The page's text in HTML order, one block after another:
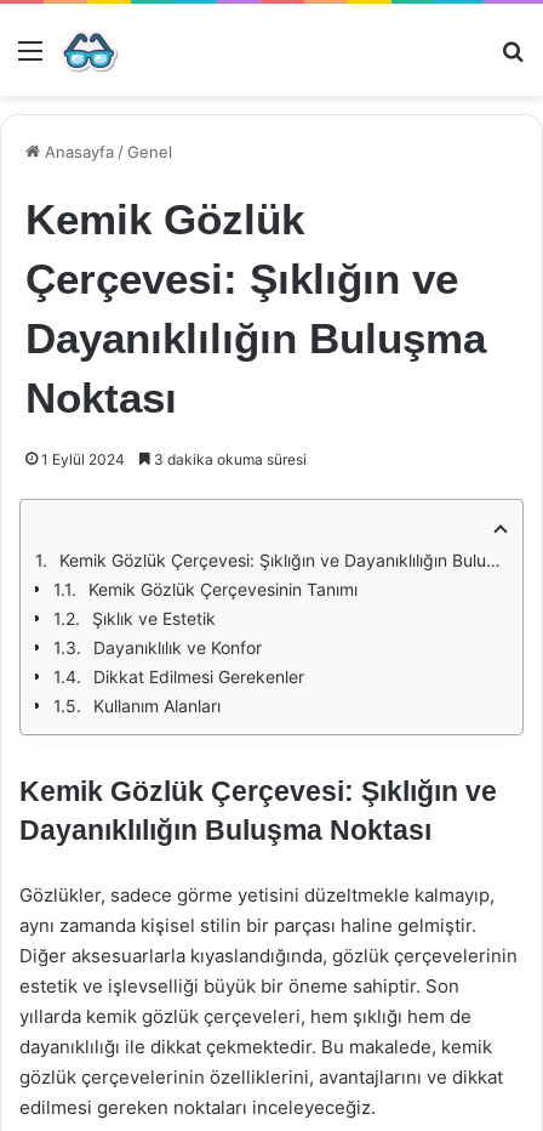
Menü
Anasayfa /Genel
Kemik Gözlük
Çerçevesi: Şıklığın ve
Dayanıklılığın Buluşma
Noktası
1 Eylül 2024 3 dakika okuma süresi
Kemik Gözlük Çerçevesi: Şıklığın ve Dayanıklılığın Buluşma Noktası
Kemik Gözlük Çerçevesinin Tanımı
Şıklık ve Estetik
Dayanıklılık ve Konfor
Dikkat Edilmesi Gerekenler
Kullanım Alanları
Kemik Gözlük Çerçevesi: Şıklığın ve
Dayanıklılığın Buluşma Noktası
Gözlükler, sadece görme yetisini düzeltmekle kalmayıp,
aynı zamanda kişisel stilin bir parçası haline gelmiştir.
Diğer aksesuarlarla kıyaslandığında, gözlük çerçevelerinin
estetik ve işlevselliği büyük bir öneme sahiptir. Son
yıllarda kemik gözlük çerçeveleri, hem şıklığı hem de
dayanıklılığı ile dikkat çekmektedir. Bu makalede, kemik
gözlük çerçevelerinin özelliklerini, avantajlarını ve dikkat
edilmesi gereken noktaları inceleyeceğiz.